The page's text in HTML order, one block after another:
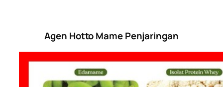
Agen Hotto Mame Penjaringan